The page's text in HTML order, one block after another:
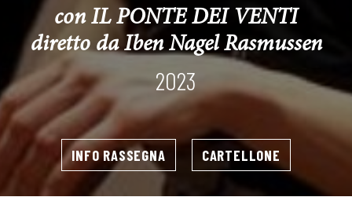
con IL PONTE DEI VENTI
diretto da Iben Nagel Rasmussen
2023
INFO RASSEGNA CARTELLONE